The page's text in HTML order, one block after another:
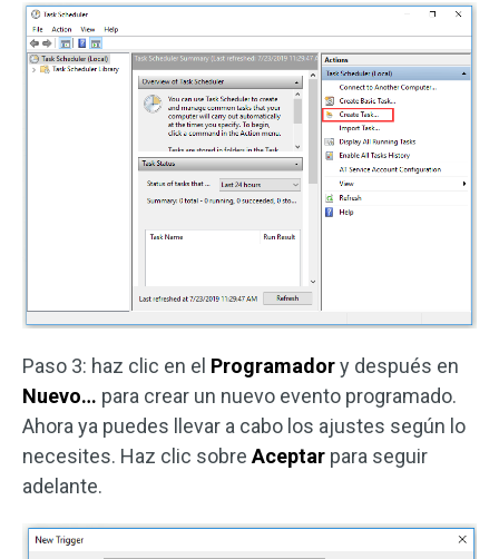
Paso 3: haz clic en el Programadory después en
Nuevo… para crear un nuevo evento programado.
Ahora ya puedes llevar a cabo los ajustes según lo
necesites. Haz clic sobre Aceptar para seguir
adelante.